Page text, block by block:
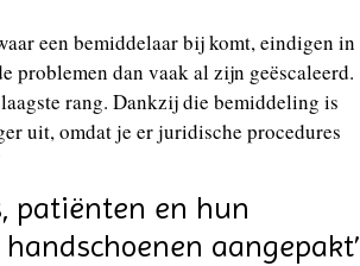
een bemiddelaar bij komt, eindigen in
problemen dan vaak al zijn geëscaleerd.
rang. Dankzij die bemiddeling is
uit, omdat je er juridische procedures
patiënten en hun
aangepakt’